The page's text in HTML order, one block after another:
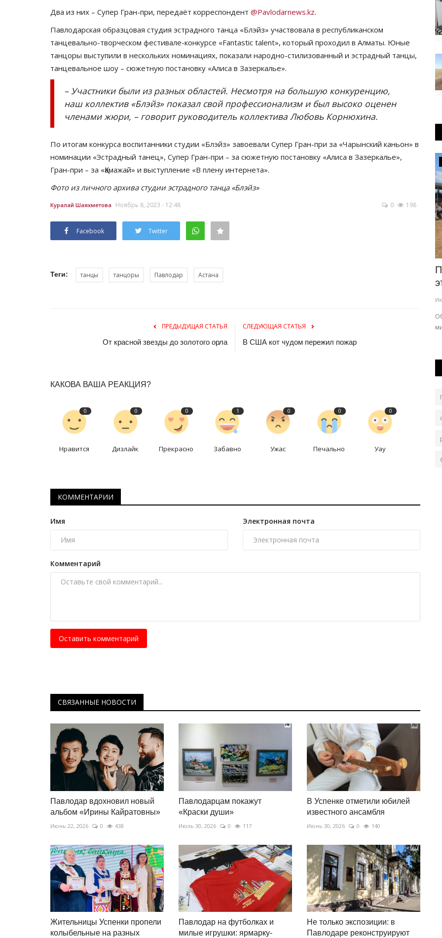
Два из них – Супер Гран-при, передаёт корреспондент @Pavlodarnews.kz.
Павлодарская образцовая студия эстрадного танца «Блэйз» участвовала в республиканском
танцевально-творческом фестивале-конкурсе «Fantastic talent», который проходил в Алматы. Юные
танцоры выступили в нескольких номинациях, показали народно-стилизованный и эстрадный танцы,
танцевальное шоу – сюжетную постановку «Алиса в Зазеркалье».
– Участники были из разных областей. Несмотря на большую конкуренцию,
наш коллектив «Блэйз» показал свой профессионализм и был высоко оценен
членами жюри, – говорит руководитель коллектива Любовь Корнюхина.
По итогам конкурса воспитанники студии «Блэйз» завоевали Супер Гран-при за «Чарынский каньон» в
номинации «Эстрадный танец», Супер Гран-при – за сюжетную постановку «Алиса в Зазеркалье»,
Гран-при – за «Қамажай» и выступление «В плену интернета».
Фото из личного архива студии эстрадного танца «Блэйз»
Куралай Шаяхметова Ноябрь 8, 2023 - 12:48 0 198
Facebook Twitter
Теги: танцы танцоры Павлодар Астана
ПРЕДЫДУЩАЯ СТАТЬЯ
От красной звезды до золотого орла
СЛЕДУЮЩАЯ СТАТЬЯ
В США кот чудом пережил пожар
КАКОВА ВАША РЕАКЦИЯ?
0
Нравится
0
Дизлайк
0
Прекрасно
1
Забавно
0
Ужас
0
Печально
0
Уау
КОММЕНТАРИИ
Имя Электронная почта
Комментарий
Оставить комментарий
СВЯЗАННЫЕ НОВОСТИ
Павлодар вдохновил новый
альбом «Ирины Кайратовны»
Июнь 22, 2026 0 438
Павлодарцам покажут
«Краски души»
Июль 30, 2026 0 117
В Успенке отметили юбилей
известного ансамбля
Июнь 30, 2026 0 140
Жительницы Успенки пропели
колыбельные на разных
Павлодар на футболках и
милые игрушки: ярмарку-
Не только экспозиции: в
Павлодаре реконструируют
Планета Казахстан Развитие
Для закупа оборудования потребовалась
государственная поддержка.